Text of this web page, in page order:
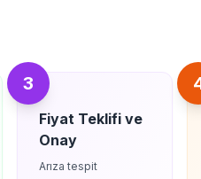
3
Fiyat Teklifi ve
Onay
Arıza tespit